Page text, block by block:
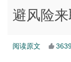
避风险来
阅读原文